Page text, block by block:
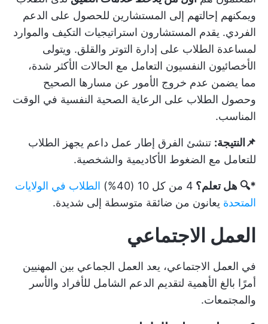
ويمكنهم إحالتهم إلى المستشارين للحصول على الدعم
الفردي. يقدم المستشارون استراتيجيات التكيف والموارد
لمساعدة الطلاب على إدارة التوتر والقلق. ويتولى
الأخصائيون النفسيون التعامل مع الحالات الأكثر شدة،
مما يضمن عدم خروج الأمور عن مسارها الصحيح
وحصول الطلاب على الرعاية الصحية النفسية في الوقت
المناسب.
📌النتيجة: تنشئ الفرق إطار عمل داعم يجهز الطلاب
للتعامل مع الضغوط الأكاديمية والشخصية.
*🔍 هل تعلم؟ 4 من كل 10 (40%)
الطلاب في الولايات
المتحدة يعانون من ضائقة متوسطة إلى شديدة.
العمل الاجتماعي
في العمل الاجتماعي، يعد العمل الجماعي بين المهنيين
أمرًا بالغ الأهمية لتقديم الدعم الشامل للأفراد والأسر
والمجتمعات.